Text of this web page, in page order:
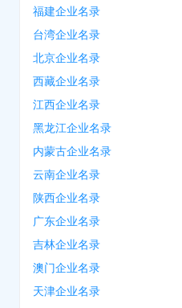
福建企业名录
台湾企业名录
北京企业名录
西藏企业名录
江西企业名录
黑龙江企业名录
内蒙古企业名录
云南企业名录
陕西企业名录
广东企业名录
吉林企业名录
澳门企业名录
天津企业名录